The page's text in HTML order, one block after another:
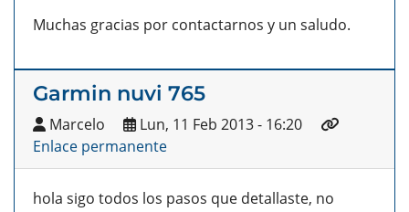
Muchas gracias por contactarnos y un saludo.
Garmin nuvi 765
Marcelo
Lun, 11 Feb 2013 - 16:20
Enlace permanente
hola sigo todos los pasos que detallaste, no